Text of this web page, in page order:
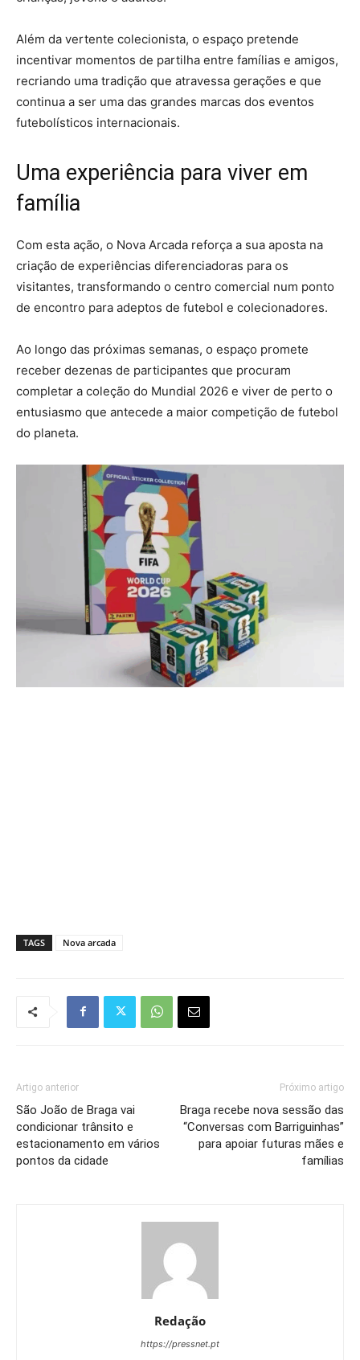
Além da vertente colecionista, o espaço pretende
incentivar momentos de partilha entre famílias e amigos,
recriando uma tradição que atravessa gerações e que
continua a ser uma das grandes marcas dos eventos
futebolísticos internacionais.
Uma experiência para viver em
família
Com esta ação, o Nova Arcada reforça a sua aposta na
criação de experiências diferenciadoras para os
visitantes, transformando o centro comercial num ponto
de encontro para adeptos de futebol e colecionadores.
Ao longo das próximas semanas, o espaço promete
receber dezenas de participantes que procuram
completar a coleção do Mundial 2026 e viver de perto o
entusiasmo que antecede a maior competição de futebol
do planeta.
TAGS Nova arcada
Artigo anterior
São João de Braga vai
condicionar trânsito e
estacionamento em vários
pontos da cidade
Próximo artigo
Braga recebe nova sessão das
“Conversas com Barriguinhas”
para apoiar futuras mães e
famílias
Redação
https://pressnet.pt